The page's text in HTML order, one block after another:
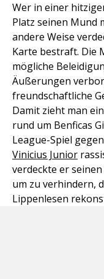
Wer in einer
Platz seinen Mund
andere Weise
Karte bestraft. Die
mögliche
Äußerungen
freundschaftliche
Damit zieht man
rund um Benficas
League-Spiel gegen
Vinicius Junior
verdeckte er
um zu verhindern,
Lippenlesen